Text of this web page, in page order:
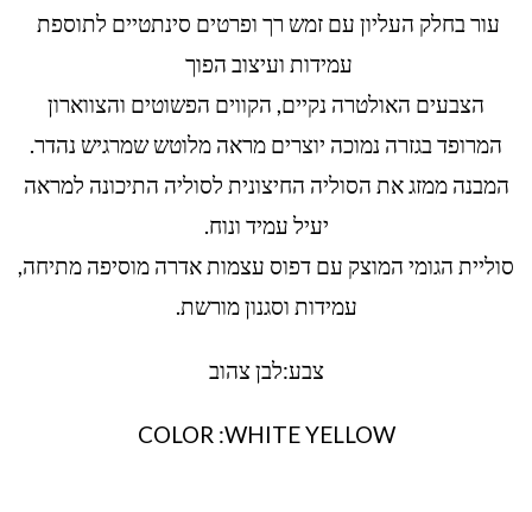
עור בחלק העליון עם זמש רך ופרטים סינתטיים לתוספת
עמידות ועיצוב הפוך
הצבעים האולטרה נקיים, הקווים הפשוטים והצווארון
המרופד בגזרה נמוכה יוצרים מראה מלוטש שמרגיש נהדר.
המבנה ממזג את הסוליה החיצונית לסוליה התיכונה למראה
יעיל עמיד ונוח.
סוליית הגומי המוצק עם דפוס עצמות אדרה מוסיפה מתיחה,
עמידות וסגנון מורשת.
צבע:לבן צהוב
COLOR :WHITE YELLOW